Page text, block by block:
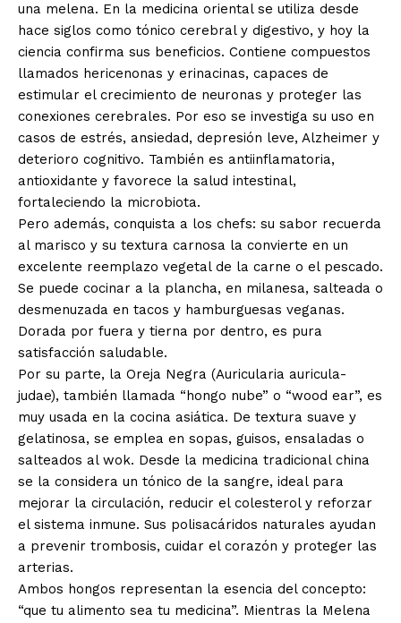
una melena. En la medicina oriental se utiliza desde
hace siglos como tónico cerebral y digestivo, y hoy la
ciencia confirma sus beneficios. Contiene compuestos
llamados hericenonas y erinacinas, capaces de
estimular el crecimiento de neuronas y proteger las
conexiones cerebrales. Por eso se investiga su uso en
casos de estrés, ansiedad, depresión leve, Alzheimer y
deterioro cognitivo. También es antiinflamatoria,
antioxidante y favorece la salud intestinal,
fortaleciendo la microbiota.
Pero además, conquista a los chefs: su sabor recuerda
al marisco y su textura carnosa la convierte en un
excelente reemplazo vegetal de la carne o el pescado.
Se puede cocinar a la plancha, en milanesa, salteada o
desmenuzada en tacos y hamburguesas veganas.
Dorada por fuera y tierna por dentro, es pura
satisfacción saludable.
Por su parte, la Oreja Negra (Auricularia auricula-
judae), también llamada “hongo nube” o “wood ear”, es
muy usada en la cocina asiática. De textura suave y
gelatinosa, se emplea en sopas, guisos, ensaladas o
salteados al wok. Desde la medicina tradicional china
se la considera un tónico de la sangre, ideal para
mejorar la circulación, reducir el colesterol y reforzar
el sistema inmune. Sus polisacáridos naturales ayudan
a prevenir trombosis, cuidar el corazón y proteger las
arterias.
Ambos hongos representan la esencia del concepto:
“que tu alimento sea tu medicina”. Mientras la Melena